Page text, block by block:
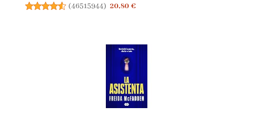
(46515944) 20,80 €